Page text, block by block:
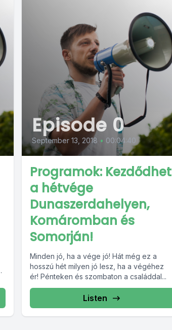
Episode 0
September 13, 2018 • 00:04:40
Programok: Kezdődhet
a hétvége
Dunaszerdahelyen,
Komáromban és
Somorján!
Minden jó, ha a vége jó! Hát még ez a
hosszú hét milyen jó lesz, ha a végéhez
ér! Pénteken és szombaton a családdal...
Listen